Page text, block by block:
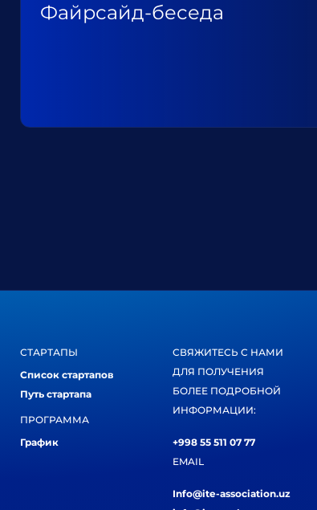
Файрсайд-беседа
СТАРТАПЫ
Список стартапов
Путь стартапа
ПРОГРАММА
График
СВЯЖИТЕСЬ С НАМИ
ДЛЯ ПОЛУЧЕНИЯ
БОЛЕЕ ПОДРОБНОЙ
ИНФОРМАЦИИ:
+998 55 511 07 77
EMAIL
Info@ite-association.uz